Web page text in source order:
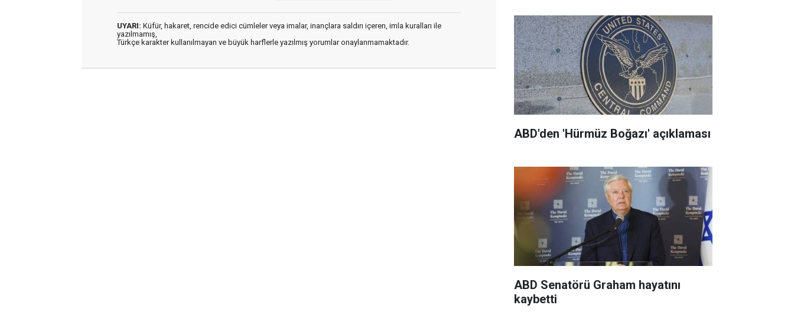
UYARI: Küfür, hakaret, rencide edici cümleler veya imalar, inançlara saldırı içeren, imla kuralları ile
yazılmamış,
Türkçe karakter kullanılmayan ve büyük harflerle yazılmış yorumlar onaylanmamaktadır.
ABD'den 'Hürmüz Boğazı' açıklaması
ABD Senatörü Graham hayatını
kaybetti